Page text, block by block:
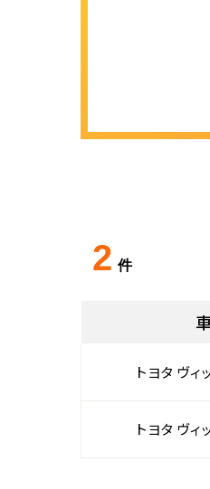
2 件
トヨタ ヴ
トヨタ ヴ